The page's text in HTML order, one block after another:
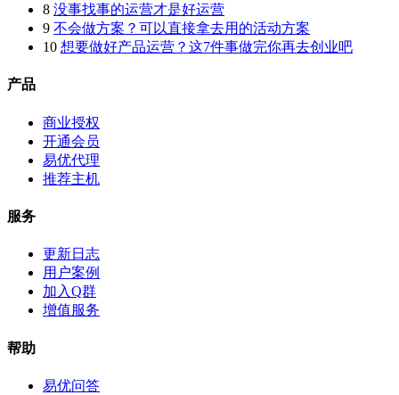
8 没事找事的运营才是好运营
9 不会做方案？可以直接拿去用的活动方案
10 想要做好产品运营？这7件事做完你再去创业吧
产品
商业授权
开通会员
易优代理
推荐主机
服务
更新日志
用户案例
加入Q群
增值服务
帮助
易优问答